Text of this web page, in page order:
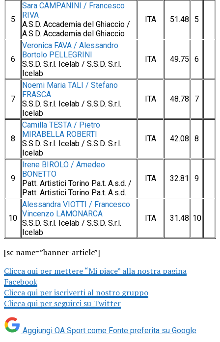
5
Sara CAMPANINI / Francesco
RIVA
A.S.D. Accademia del Ghiaccio /
A.S.D. Accademia del Ghiaccio
ITA 51.48 5
6
Veronica FAVA / Alessandro
Bortolo PELLEGRINI
S.S.D. S.r.l. Icelab / S.S.D. S.r.l.
Icelab
ITA 49.75 6
7
Noemi Maria TALI / Stefano
FRASCA
S.S.D. S.r.l. Icelab / S.S.D. S.r.l.
Icelab
ITA 48.78 7
8
Camilla TESTA / Pietro
MIRABELLA ROBERTI
S.S.D. S.r.l. Icelab / S.S.D. S.r.l.
Icelab
ITA 42.08 8
9
Irene BIROLO / Amedeo
BONETTO
Patt. Artistici Torino P.a.t. A.s.d. /
Patt. Artistici Torino P.a.t. A.s.d.
ITA 32.81 9
10
Alessandra VIOTTI / Francesco
Vincenzo LAMONARCA
S.S.D. S.r.l. Icelab / S.S.D. S.r.l.
Icelab
ITA 31.48 10
[sc name=”banner-article”]
Clicca qui per mettere “Mi piace” alla nostra pagina
Facebook
Clicca qui per iscriverti al nostro gruppo
Clicca qui per seguirci su Twitter
Aggiungi OA Sport come Fonte preferita su Google